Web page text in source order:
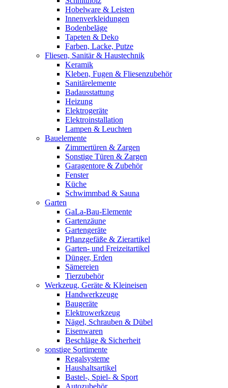
Hobelware & Leisten
Innenverkleidungen
Bodenbeläge
Tapeten & Deko
Farben, Lacke, Putze
Fliesen, Sanitär & Haustechnik
Keramik
Kleben, Fugen & Fliesenzubehör
Sanitärelemente
Badausstattung
Heizung
Elektrogeräte
Elektroinstallation
Lampen & Leuchten
Bauelemente
Zimmertüren & Zargen
Sonstige Türen & Zargen
Garagentore & Zubehör
Fenster
Küche
Schwimmbad & Sauna
Garten
GaLa-Bau-Elemente
Gartenzäune
Gartengeräte
Pflanzgefäße & Zierartikel
Garten- und Freizeitartikel
Dünger, Erden
Sämereien
Tierzubehör
Werkzeug, Geräte & Kleineisen
Handwerkzeuge
Baugeräte
Elektrowerkzeug
Nägel, Schrauben & Dübel
Eisenwaren
Beschläge & Sicherheit
sonstige Sortimente
Regalsysteme
Haushaltsartikel
Bastel-, Spiel- & Sport
Autozubehör